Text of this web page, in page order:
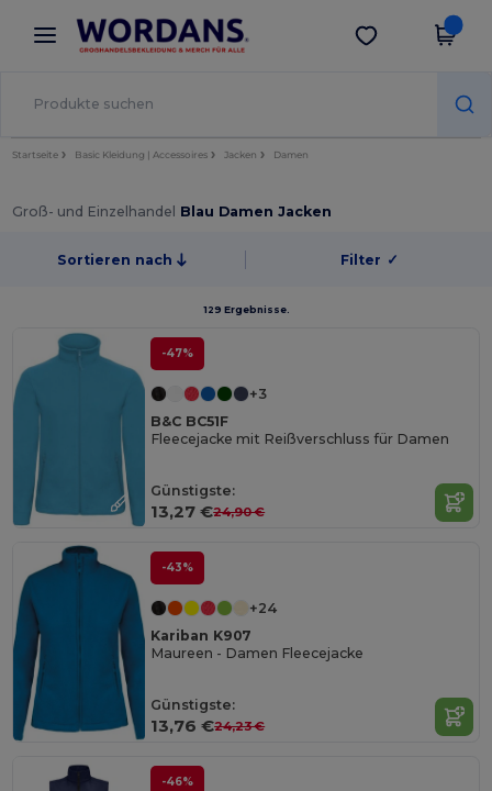
× Wordans App
Bessere Preise in der App!
App holen
Startseite Basic Kleidung | Accessoires Jacken Damen
Groß- und Einzelhandel Blau Damen Jacken
Sortieren nach Filter ✓
129 Ergebnisse.
-47%
+3
B&C BC51F
Fleecejacke mit Reißverschluss für Damen
Günstigste:
13,27 €24,90 €
-43%
+24
Kariban K907
Maureen - Damen Fleecejacke
Günstigste:
13,76 €24,23 €
-46%